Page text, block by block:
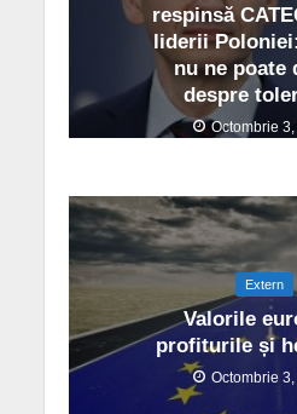
respinsă
liderii
nu ne poate
despre
Octombrie
Extern
Valorile
profiturile și
Octombrie